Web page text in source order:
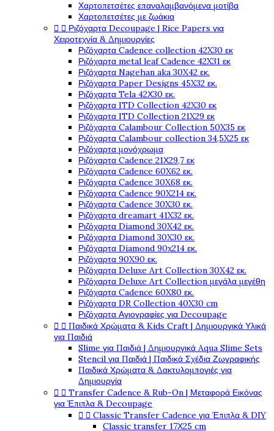
Χαρτοπετσέτες επαναλαμβανόμενα μοτίβα
Χαρτοπετσέτες με ζωάκια
  Ριζόχαρτα Decoupage | Rice Papers για
Χειροτεχνία & Δημιουργίες
Ριζόχαρτα Cadence collection 42X30 εκ
Ριζόχαρτα metal leaf Cadence 42X31 εκ
Ριζόχαρτα Nagehan aka 30X42 εκ.
Ριζόχαρτα Paper Designs 45X32 εκ.
Ριζόχαρτα Tela 42Χ30 εκ.
Ριζόχαρτα ITD Collection 42X30 εκ
Ριζόχαρτα ITD Collection 21X29 εκ
Ριζόχαρτα Calambour Collection 50X35 εκ
Ριζόχαρτα Calambour collection 34,5X25 εκ
Ριζόχαρτα μονόχρωμα
Ριζόχαρτα Cadence 21Χ29,7 εκ
Ριζόχαρτα Cadence 60X62 εκ.
Ριζόχαρτα Cadence 30X68 εκ.
Ριζόχαρτα Cadence 90X214 εκ.
Ριζόχαρτα Cadence 30X30 εκ.
Ριζόχαρτα dreamart 41X32 εκ.
Ριζόχαρτα Diamond 30X42 εκ.
Ριζόχαρτα Diamond 30X30 εκ.
Ριζόχαρτα Diamond 90x214 εκ.
Ριζόχαρτα 90X90 εκ.
Ριζόχαρτα Deluxe Art Collection 30X42 εκ.
Ριζόχαρτα Deluxe Art Collection μεγάλα μεγέθη
Ριζόχαρτα Cadence 60X80 εκ.
Ριζόχαρτα DR Collection 40X30 cm
Ριζόχαρτα Αγιογραφίες για Decoupage
  Παιδικά Χρώματα & Kids Craft | Δημιουργικά Υλικά
για Παιδιά
Slime για Παιδιά | Δημιουργικά Aqua Slime Sets
Stencil για Παιδιά | Παιδικά Σχέδια Ζωγραφικής
Παιδικά Χρώματα & Δακτυλομπογιές για
Δημιουργία
  Transfer Cadence & Rub-On | Μεταφορά Εικόνας
για Έπιπλα & Decoupage
  Classic Transfer Cadence για Έπιπλα & DIY
Classic transfer 17Χ25 cm